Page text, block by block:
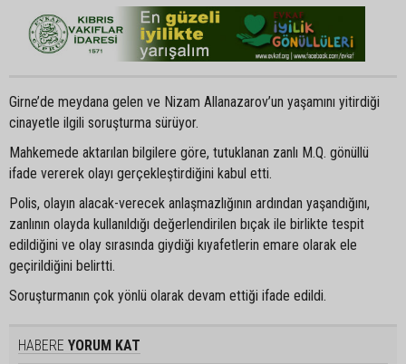
Girne’de meydana gelen ve Nizam Allanazarov’un yaşamını yitirdiği
cinayetle ilgili soruşturma sürüyor.
Mahkemede aktarılan bilgilere göre, tutuklanan zanlı M.Q. gönüllü
ifade vererek olayı gerçekleştirdiğini kabul etti.
Polis, olayın alacak-verecek anlaşmazlığının ardından yaşandığını,
zanlının olayda kullanıldığı değerlendirilen bıçak ile birlikte tespit
edildiğini ve olay sırasında giydiği kıyafetlerin emare olarak ele
geçirildiğini belirtti.
Soruşturmanın çok yönlü olarak devam ettiği ifade edildi.
HABERE YORUM KAT